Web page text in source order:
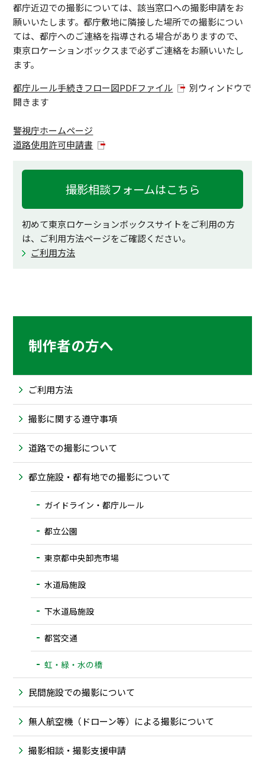
都庁近辺での撮影については、該当窓口への撮影申請をお
願いいたします。都庁敷地に隣接した場所での撮影につい
ては、都庁へのご連絡を指導される場合がありますので、
東京ロケーションボックスまで必ずご連絡をお願いいたし
ます。
都庁ルール手続きフロー図PDFファイル
別ウィンドウで
開きます
警視庁ホームページ
道路使用許可申請書
撮影相談フォームはこちら
初めて東京ロケーションボックスサイトをご利用の方
は、ご利用方法ページをご確認ください。
ご利用方法
制作者の方へ
ご利用方法
撮影に関する遵守事項
道路での撮影について
都立施設・都有地での撮影について
ガイドライン・都庁ルール
都立公園
東京都中央卸売市場
水道局施設
下水道局施設
都営交通
虹・緑・水の橋
民間施設での撮影について
無人航空機（ドローン等）による撮影について
撮影相談・撮影支援申請